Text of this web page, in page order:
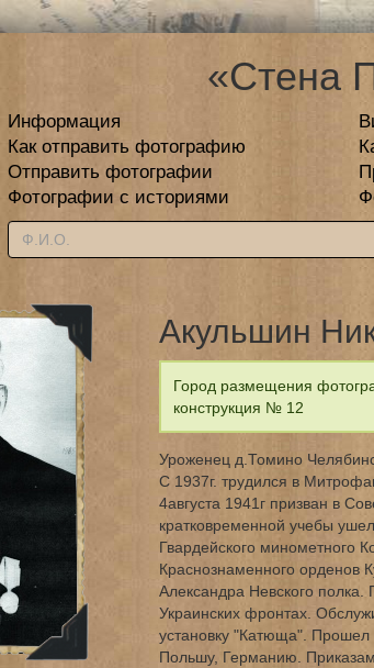
«Стена
Информация
Как отправить фотографию
Отправить фотографии
Фотографии с историями
Акульшин
Город размещения
конструкция № 12
Уроженец д.Томино
С 1937г. трудился в
4августа 1941г призван в
кратковременной учебы
Гвардейского минометного
Краснознаменного орденов
Александра Невского полка.
Украинских фронтах.
установку "Катюща". Прошел
Польшу, Германию.